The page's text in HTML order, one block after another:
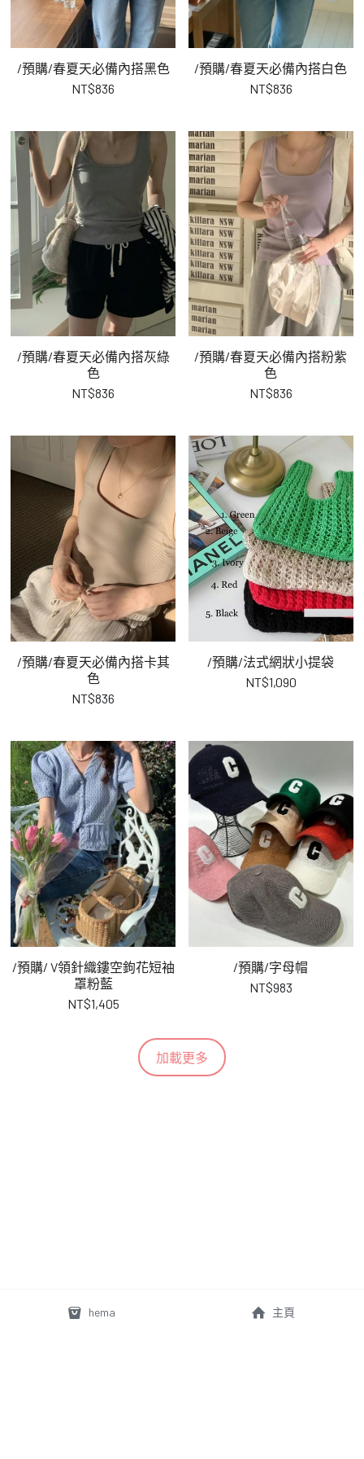
/預購/春夏天必備內搭黑色
NT$836
/預購/春夏天必備內搭白色
NT$836
/預購/春夏天必備內搭灰綠
色
NT$836
/預購/春夏天必備內搭粉紫
色
NT$836
/預購/春夏天必備內搭卡其
色
NT$836
/預購/法式網狀小提袋
NT$1,090
/預購/ V領針織鏤空鉤花短袖
罩粉藍
NT$1,405
/預購/字母帽
NT$983
加載更多
hema 主頁